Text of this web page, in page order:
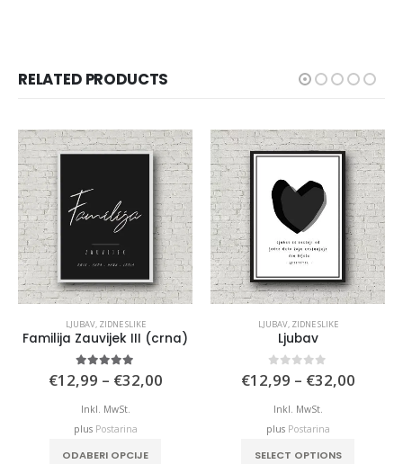
RELATED PRODUCTS
LJUBAV, ZIDNE SLIKE
Familija Zauvijek III (crna)
5.00 out of 5
€12,99 – €32,00Price
Inkl. MwSt.
plus Postarina
ODABERI OPCIJE
LJUBAV, ZIDNE SLIKE
Ljubav
0out of 5
€12,99 – €32,00Price
Inkl. MwSt.
plus Postarina
SELECT OPTIONS